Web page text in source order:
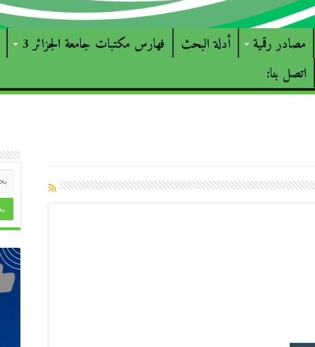
مصادر رقمية أدلة البحث فهارس مكتبات جامعة الجزائر 3
اتصل بنا: